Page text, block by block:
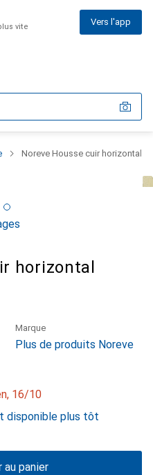
vite Vers l'app
Noreve Housse cuir horizontal
horizontal
Marque
Plus de produits Noreve
16/10
disponible plus tôt
au panier